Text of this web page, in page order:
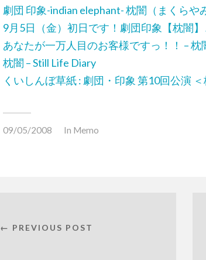
劇団 印象-indian elephant- 枕闇（まくらや
9月5日（金）初日です！劇団印象【枕闇
あなたが一万人目のお客様ですっ！！ – 枕
枕闇 – Still Life Diary
くいしんぼ草紙 : 劇団・印象 第10回公演 ＜
09/05/2008 In Memo
← PREVIOUS POST